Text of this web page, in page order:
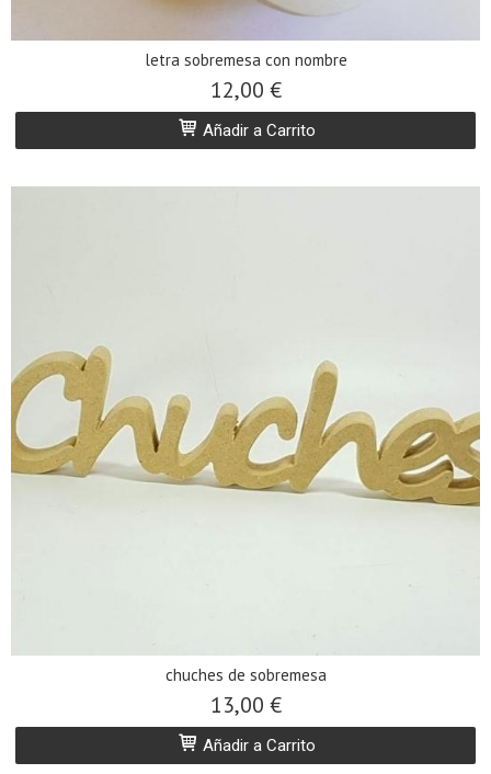
letra sobremesa con nombre
12,00 €
Añadir a Carrito
chuches de sobremesa
13,00 €
Añadir a Carrito